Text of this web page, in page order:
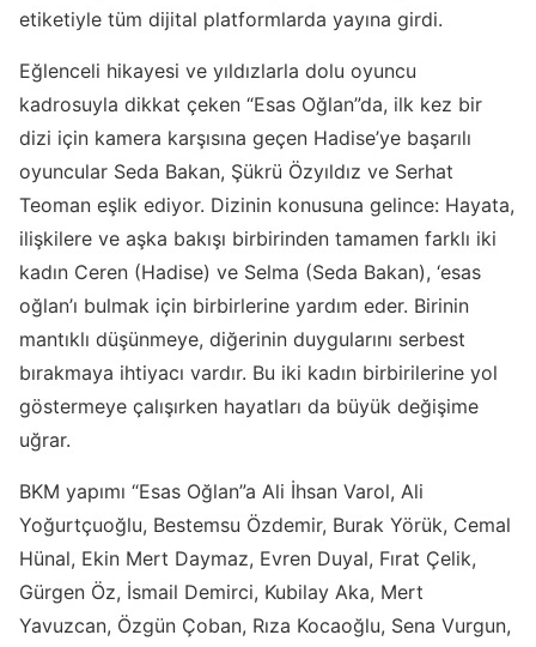
etiketiyle tüm dijital platformlarda yayına girdi.
Eğlenceli hikayesi ve yıldızlarla dolu oyuncu
kadrosuyla dikkat çeken “Esas Oğlan”da, ilk kez bir
dizi için kamera karşısına geçen Hadise’ye başarılı
oyuncular Seda Bakan, Şükrü Özyıldız ve Serhat
Teoman eşlik ediyor. Dizinin konusuna gelince: Hayata,
ilişkilere ve aşka bakışı birbirinden tamamen farklı iki
kadın Ceren (Hadise) ve Selma (Seda Bakan), ‘esas
oğlan’ı bulmak için birbirlerine yardım eder. Birinin
mantıklı düşünmeye, diğerinin duygularını serbest
bırakmaya ihtiyacı vardır. Bu iki kadın birbirilerine yol
göstermeye çalışırken hayatları da büyük değişime
uğrar.
BKM yapımı “Esas Oğlan”a Ali İhsan Varol, Ali
Yoğurtçuoğlu, Bestemsu Özdemir, Burak Yörük, Cemal
Hünal, Ekin Mert Daymaz, Evren Duyal, Fırat Çelik,
Gürgen Öz, İsmail Demirci, Kubilay Aka, Mert
Yavuzcan, Özgün Çoban, Rıza Kocaoğlu, Sena Vurgun,